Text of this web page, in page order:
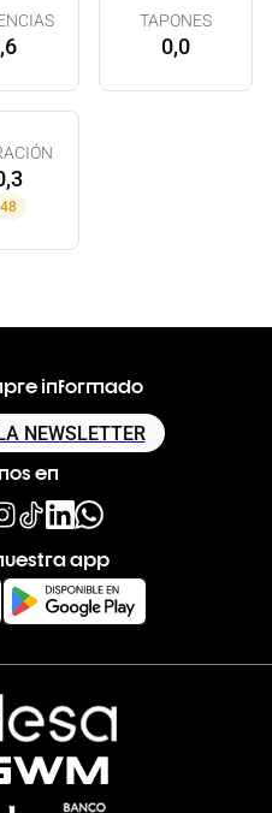
TAPONES
0,0
48
informado
NEWSLETTER
en
app